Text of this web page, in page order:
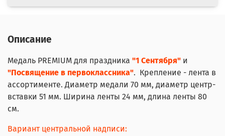
Описание
Медаль PREMIUM для праздника "1 Сентября" и
"Посвящение в первоклассника". Крепление - лента в
ассортименте. Диаметр медали 70 мм, диаметр центр-
вставки 51 мм. Ширина ленты 24 мм, длина ленты 80
см.
Вариант центральной надписи: